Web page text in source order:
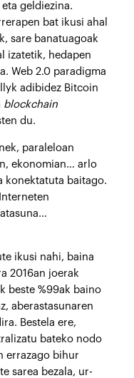
geldiezina.
bat ikusi ahal
sare banatuagoak
izatetik, hedapen
Web 2.0 paradigma
adibidez Bitcoin
blockchain
du.
paraleloan
ekonomian… arlo
konektatuta baitago.
ikusi nahi, baina
2016an joerak
beste %99ak baino
aberastasunaren
Bestela ere,
bateko nodo
errazago bihur
sarea bezala, ur-